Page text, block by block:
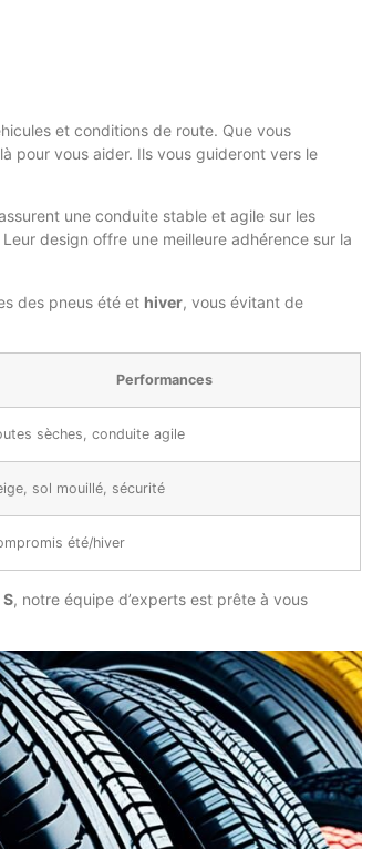
et conditions de route. Que vous
pour vous aider. Ils vous guideront vers le
une conduite stable et agile sur les
design offre une meilleure adhérence sur la
des pneus été et hiver, vous évitant de
Performances
sèches, conduite agile
sol mouillé, sécurité
été/hiver
, notre équipe d’experts est prête à vous